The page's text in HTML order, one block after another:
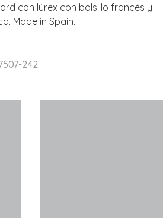
con lúrex con bolsillo francés y
Made in Spain.
242